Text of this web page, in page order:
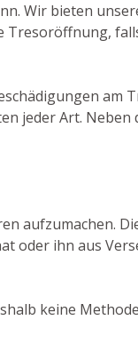
Wir bieten
Tresoröffnung,
am
jeder Art. Neben
aufzumachen.
oder ihn aus
keine